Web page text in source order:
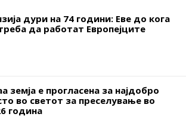
дури на 74 години: Еве до кога
да работат Европејците
земја е прогласена за најдобро
во светот за преселување во
година